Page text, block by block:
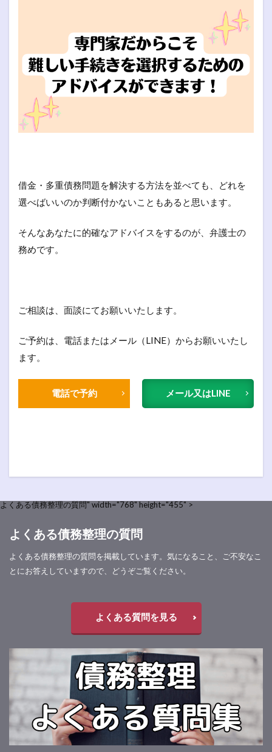
借金・多重債務問題を解決する方法を並べても、どれを
選べばいいのか判断付かないこともあると思います。
そんなあなたに的確なアドバイスをするのが、弁護士の
務めです。
ご相談は、面談にてお願いいたします。
ご予約は、電話またはメール（LINE）からお願いいたし
ます。
電話で予約 メール又はLINE
よくある債務整理の質問" width="768" height="455" >
よくある債務整理の質問
よくある債務整理の質問を掲載しています。気になること、ご不安なこ
とにお答えしていますので、どうぞご覧ください。
よくある質問を見る